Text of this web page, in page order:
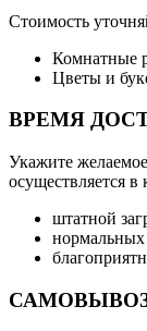
Стоимость
Комнатные
Цветы и
ВРЕМЯ
Укажите
осуществляется
штатной